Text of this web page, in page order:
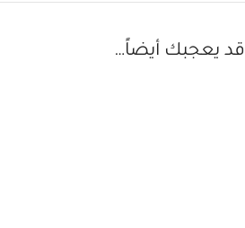
قد يعجبك أيضاً…